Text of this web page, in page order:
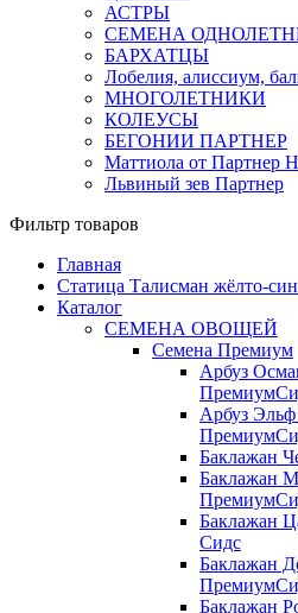
АСТРЫ
СЕМЕНА
БАРХАТЦЫ
Лобелия, алиссиум,
МНОГОЛЕТНИКИ
КОЛЕУСЫ
БЕГОНИИ ПАРТНЕР
Маттиола от Партнер
Львиный зев Партнер
Фильтр товаров
Главная
Статица Талисман жёлто-
Каталог
СЕМЕНА ОВОЩЕЙ
Семена Премиум
Арбуз
Арбуз
Баклажан
Баклажан
Баклажан
Сидс
Баклажан
Баклажан